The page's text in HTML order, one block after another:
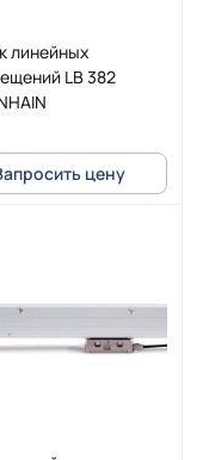
линейных
LB 382
цену